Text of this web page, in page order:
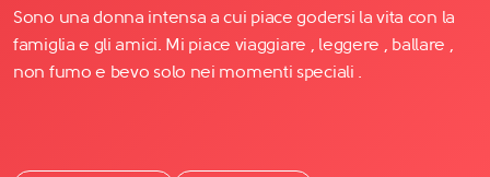
Sono una donna intensa a cui piace godersi la vita con la
famiglia e gli amici. Mi piace viaggiare , leggere , ballare ,
non fumo e bevo solo nei momenti speciali .